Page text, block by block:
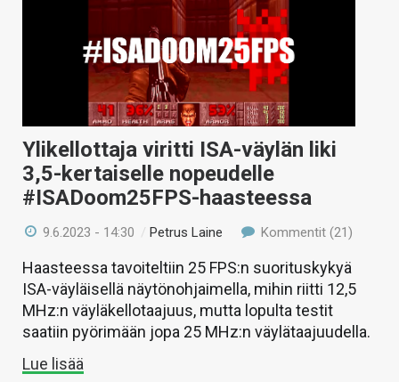
Ylikellottaja viritti ISA-väylän liki
3,5-kertaiselle nopeudelle
#ISADoom25FPS-haasteessa
9.6.2023 - 14:30 /Petrus Laine Kommentit (21)
Haasteessa tavoiteltiin 25 FPS:n suorituskykyä
ISA-väyläisellä näytönohjaimella, mihin riitti 12,5
MHz:n väyläkellotaajuus, mutta lopulta testit
saatiin pyörimään jopa 25 MHz:n väylätaajuudella.
Lue lisää